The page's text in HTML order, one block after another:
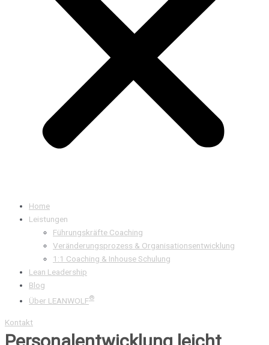
Home
Leistungen
Führungskräfte Coaching
Veränderungsprozess & Organisationsentwicklung
1:1 Coaching & Inhouse Schulung
Lean Leadership
Blog
Über LEANWOLF®
Kontakt